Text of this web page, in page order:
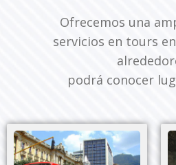
Ofrecemos una
servicios en tours
podrá conocer